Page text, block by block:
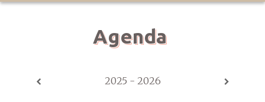
Agenda
2025 - 2026